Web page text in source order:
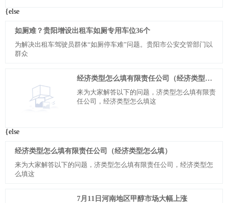
{else
如厕难？贵阳增设出租车如厕专用车位36个
为解决出租车驾驶员群体“如厕停车难”问题。贵阳市公安交管部门以
群众
经济类型怎么填有限责任公司（经济类型怎么填）
来为大家解答以下的问题，济类型怎么填有限责
任公司，经济类型怎么填这
{else
经济类型怎么填有限责任公司（经济类型怎么填）
来为大家解答以下的问题，济类型怎么填有限责任公司，经济类型怎
么填这
7月11日河南地区甲醇市场大幅上涨